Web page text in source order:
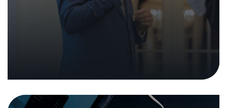
Rapport sur la cybersécurité des
appareils connectés au regard de